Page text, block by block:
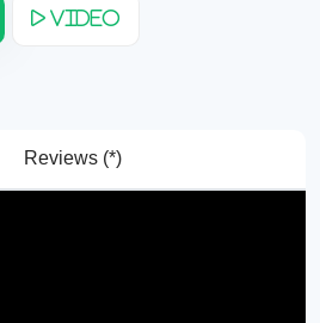
Video
Reviews (*)